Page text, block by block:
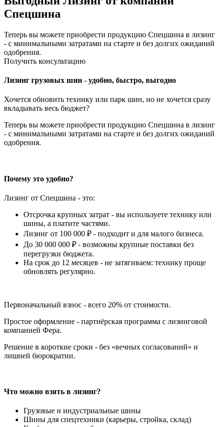
Спецшина
Теперь вы можете приобрести продукцию Спецшина в лизинг
- с минимальными затратами на старте и без долгих ожиданий
одобрения.
Получить консультацию
Лизинг грузовых шин - удобно, быстро, выгодно
Хочется обновить технику или парк шин, но не хочется сразу
вкладывать весь бюджет?
Теперь вы можете приобрести продукцию Спецшина в лизинг
- с минимальными затратами на старте и без долгих ожиданий
одобрения.
Почему это удобно?
Лизинг от Спецшина - это:
Отсрочка крупных затрат - вы используете технику или
шины, а платите частями.
Лизинг от 100 000 ₽ - подходит и для малого бизнеса.
До 30 000 000 ₽ - возможны крупные поставки без
перегрузки бюджета.
На срок до 12 месяцев - не затягиваем: технику проще
обновлять регулярно.
Первоначальный взнос - всего 20% от стоимости.
Простое оформление - партнёрская программа с лизинговой
компанией Фера.
Решение в короткие сроки - без «вечных согласований» и
лишней бюрократии.
Что можно взять в лизинг?
Грузовые и индустриальные шины
Шины для спецтехники (карьеры, стройка, склад)